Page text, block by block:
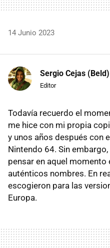
14 Junio 2023
Sergio Cejas (Beld)
Editor
Todavía recuerdo el
me hice con mi propia
y unos años después con
Nintendo 64. Sin
pensar en aquel momento
auténticos nombres. En
escogieron para las
Europa.